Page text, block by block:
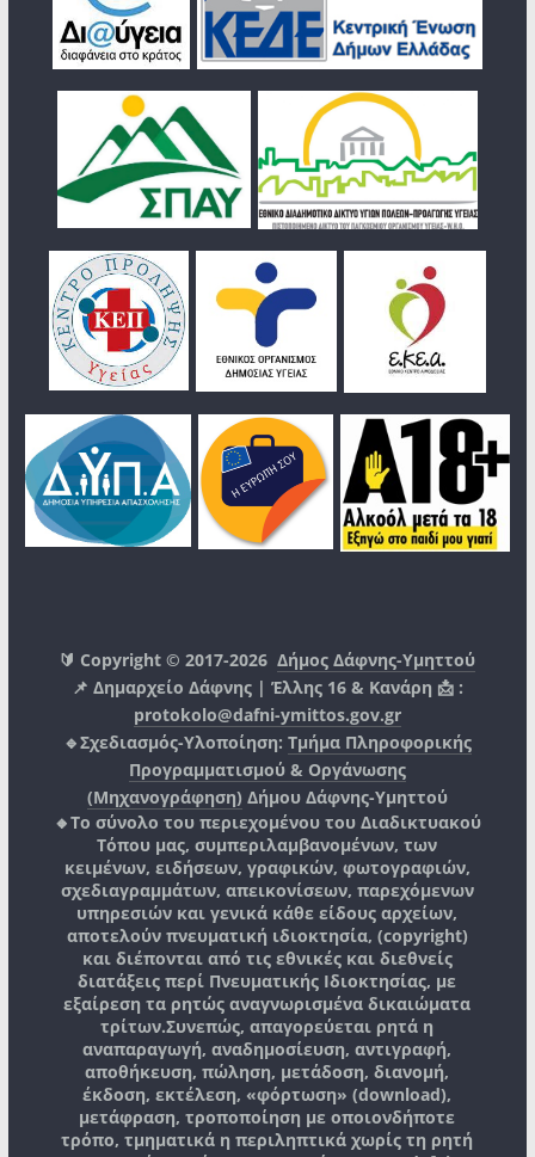
🔰 Copyright © 2017-2026Δήμος Δάφνης-Υμηττού
📌 Δημαρχείο Δάφνης | Έλλης 16 & Κανάρη 📩 :
protokolo@dafni-ymittos.gov.gr
🔹Σχεδιασμός-Υλοποίηση: Τμήμα Πληροφορικής
Προγραμματισμού & Οργάνωσης
(Μηχανογράφηση) Δήμου Δάφνης-Υμηττού
🔸Το σύνολο του περιεχομένου του Διαδικτυακού
Τόπου μας, συμπεριλαμβανομένων, των
κειμένων, ειδήσεων, γραφικών, φωτογραφιών,
σχεδιαγραμμάτων, απεικονίσεων, παρεχόμενων
υπηρεσιών και γενικά κάθε είδους αρχείων,
αποτελούν πνευματική ιδιοκτησία, (copyright)
και διέπονται από τις εθνικές και διεθνείς
διατάξεις περί Πνευματικής Ιδιοκτησίας, με
εξαίρεση τα ρητώς αναγνωρισμένα δικαιώματα
τρίτων.Συνεπώς, απαγορεύεται ρητά η
αναπαραγωγή, αναδημοσίευση, αντιγραφή,
αποθήκευση, πώληση, μετάδοση, διανομή,
έκδοση, εκτέλεση, «φόρτωση» (download),
μετάφραση, τροποποίηση με οποιονδήποτε
τρόπο, τμηματικά η περιληπτικά χωρίς τη ρητή